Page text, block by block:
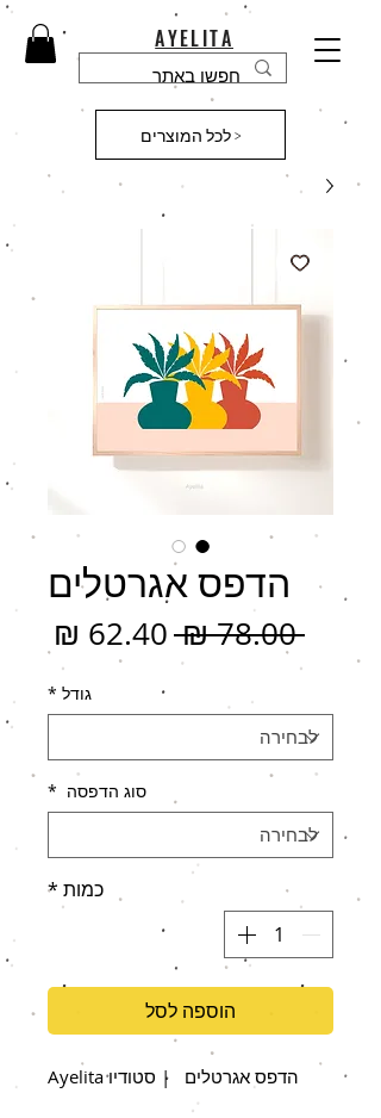
AYELITA
לכל המוצרים >
הדפס אגרטלים
‏78.00 ‏₪
מחיר
רגיל
גודל *
סוג הדפסה *
כמות *
הוספה לסל
הדפס אגרטלים | סטודיו Ayelita